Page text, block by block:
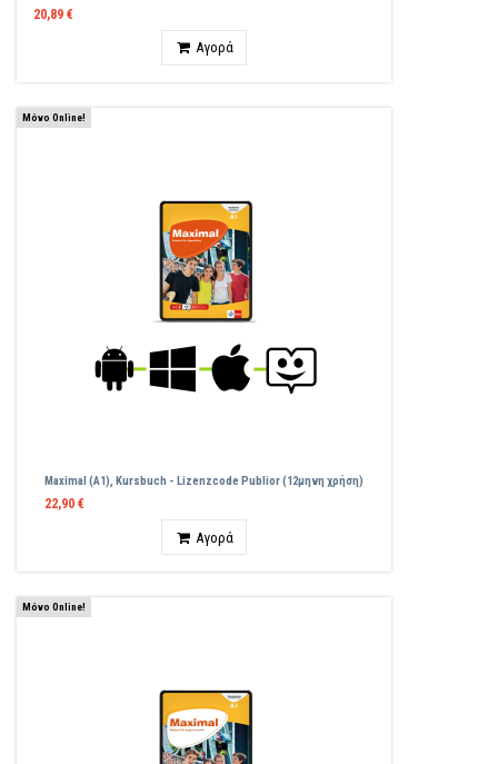
20,89 €
Αγορά
Μόνο Online!
Maximal (A1), Kursbuch - Lizenzcode Publior (12μηνη χρήση)
22,90 €
Αγορά
Μόνο Online!